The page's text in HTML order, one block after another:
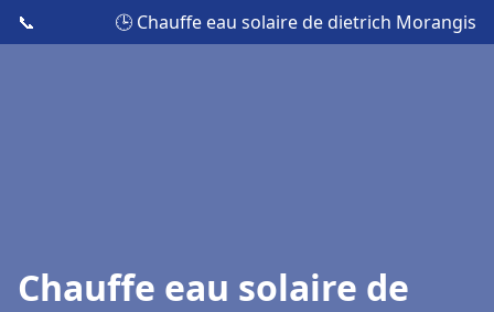
📞 🕒 Chauffe eau solaire de dietrich Morangis
Chauffe eau solaire de